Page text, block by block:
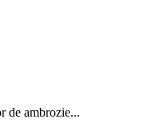
de ambrozie...